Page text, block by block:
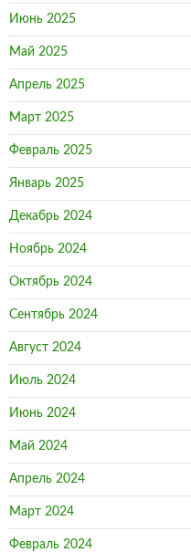
Июнь 2025
Май 2025
Апрель 2025
Март 2025
Февраль 2025
Январь 2025
Декабрь 2024
Ноябрь 2024
Октябрь 2024
Сентябрь 2024
Август 2024
Июль 2024
Июнь 2024
Май 2024
Апрель 2024
Март 2024
Февраль 2024